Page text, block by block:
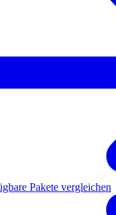
Pakete vergleichen